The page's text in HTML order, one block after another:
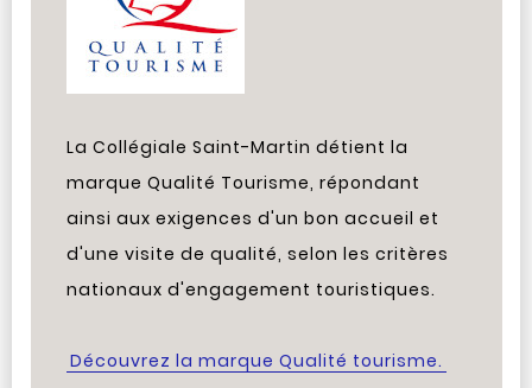
La Collégiale Saint-Martin détient la
marque Qualité Tourisme, répondant
ainsi aux exigences d'un bon accueil et
d'une visite de qualité, selon les critères
nationaux d'engagement touristiques.
Découvrez la marque Qualité tourisme.